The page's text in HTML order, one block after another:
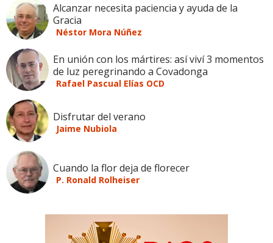
Alcanzar necesita paciencia y ayuda de la
Gracia
Néstor Mora Núñez
En unión con los mártires: así viví 3 momentos
de luz peregrinando a Covadonga
Rafael Pascual Elías OCD
Disfrutar del verano
Jaime Nubiola
Cuando la flor deja de florecer
P. Ronald Rolheiser